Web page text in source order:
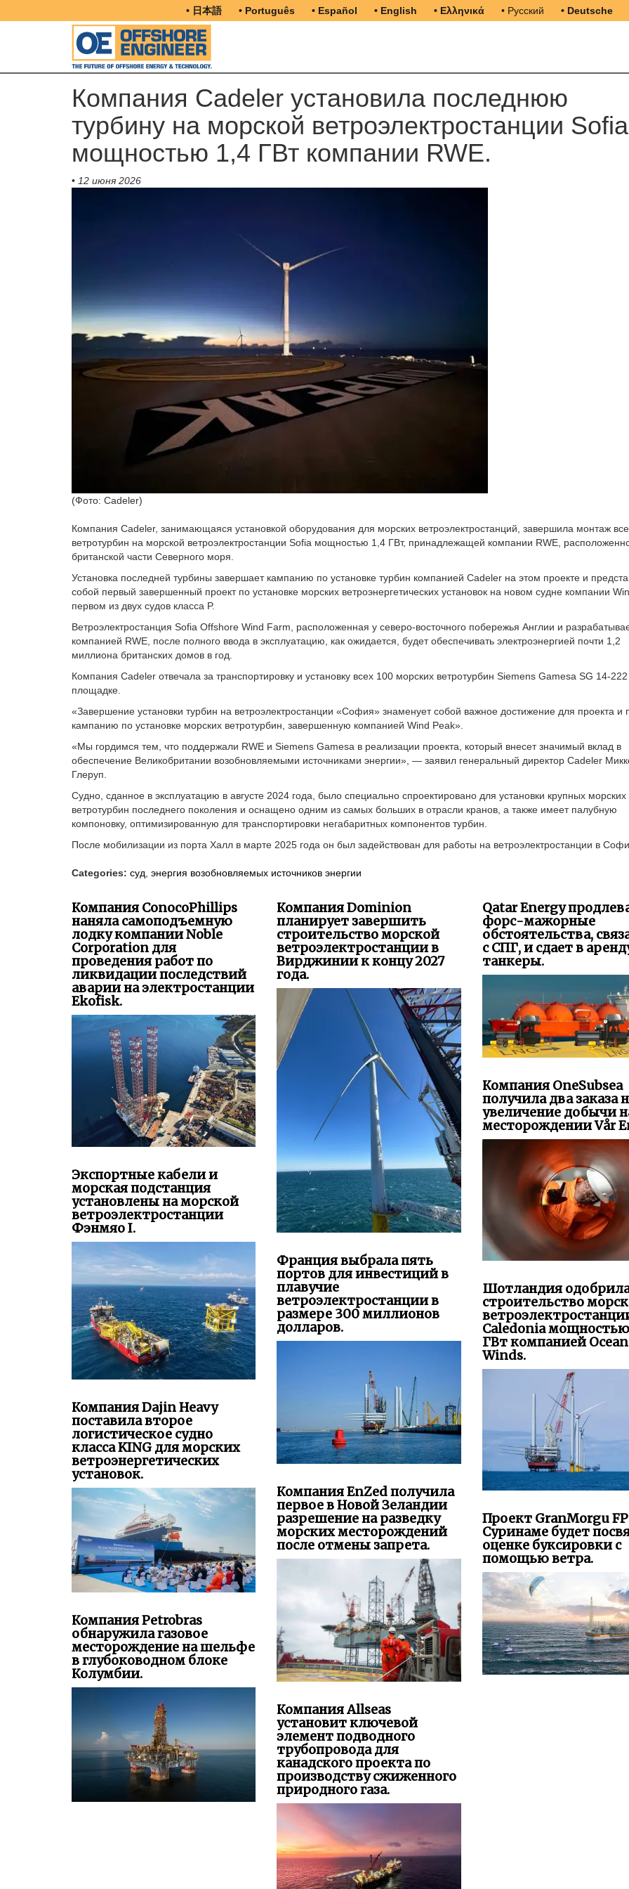
• 日本語 • Português • Español • English • Ελληνικά • Русский • Deutsche
Компания Cadeler установила последнюю
турбину на морской ветроэлектростанции Sofia
мощностью 1,4 ГВт компании RWE.
• 12 июня 2026
(Фото: Cadeler)
Компания Cadeler, занимающаяся установкой оборудования для морских ветроэлектростанций, завершила монтаж
ветротурбин на морской ветроэлектростанции Sofia мощностью 1,4 ГВт, принадлежащей компании RWE,
британской части Северного моря.
Установка последней турбины завершает кампанию по установке турбин компанией Cadeler на этом проекте и
собой первый завершенный проект по установке морских ветроэнергетических установок на новом судне компании
первом из двух судов класса P.
Ветроэлектростанция Sofia Offshore Wind Farm, расположенная у северо-восточного побережья Англии и
компанией RWE, после полного ввода в эксплуатацию, как ожидается, будет обеспечивать электроэнергией почти 1,2
миллиона британских домов в год.
Компания Cadeler отвечала за транспортировку и установку всех 100 морских ветротурбин Siemens Gamesa SG 14-
площадке.
«Завершение установки турбин на ветроэлектростанции «София» знаменует собой важное достижение для проекта и
кампанию по установке морских ветротурбин, завершенную компанией Wind Peak».
«Мы гордимся тем, что поддержали RWE и Siemens Gamesa в реализации проекта, который внесет значимый вклад в
обеспечение Великобритании возобновляемыми источниками энергии», — заявил генеральный директор Cadeler
Глеруп.
Судно, сданное в эксплуатацию в августе 2024 года, было специально спроектировано для установки крупных морских
ветротурбин последнего поколения и оснащено одним из самых больших в отрасли кранов, а также имеет палубную
компоновку, оптимизированную для транспортировки негабаритных компонентов турбин.
После мобилизации из порта Халл в марте 2025 года он был задействован для работы на ветроэлектростанции в
Categories: суд энергия возобновляемых источников энергии
Компания ConocoPhillips
наняла самоподъемную
лодку компании Noble
Corporation для
проведения работ по
ликвидации последствий
аварии на электростанции
Ekofisk.
Экспортные кабели и
морская подстанция
установлены на морской
ветроэлектростанции
Фэнмяо I.
Компания Dajin Heavy
поставила второе
логистическое судно
класса KING для морских
ветроэнергетических
установок.
Компания Petrobras
обнаружила газовое
месторождение на шельфе
в глубоководном блоке
Колумбии.
Компания Dominion
планирует завершить
строительство морской
ветроэлектростанции в
Вирджинии к концу 2027
года.
Франция выбрала пять
портов для инвестиций в
плавучие
ветроэлектростанции в
размере 300 миллионов
долларов.
Компания EnZed получила
первое в Новой Зеландии
разрешение на разведку
морских месторождений
после отмены запрета.
Компания Allseas
установит ключевой
элемент подводного
трубопровода для
канадского проекта по
производству сжиженного
природного газа.
Qatar Energy
форс-мажорные
обстоятельства,
с СПГ, и сдает в
танкеры.
Компания OneSubsea
получила два заказа
увеличение добычи
месторождении Vår
Шотландия
строительство
Caledonia
ГВт компанией Ocean
Winds.
Проект GranMorgu
Суринаме будет
оценке буксировки с
помощью ветра.